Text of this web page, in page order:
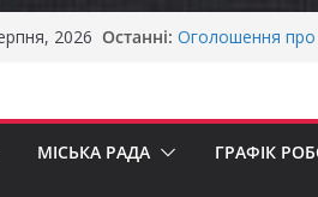
2026 Останні: Останніми
До уваги
МІСЬКА РАДА ГРАФІК